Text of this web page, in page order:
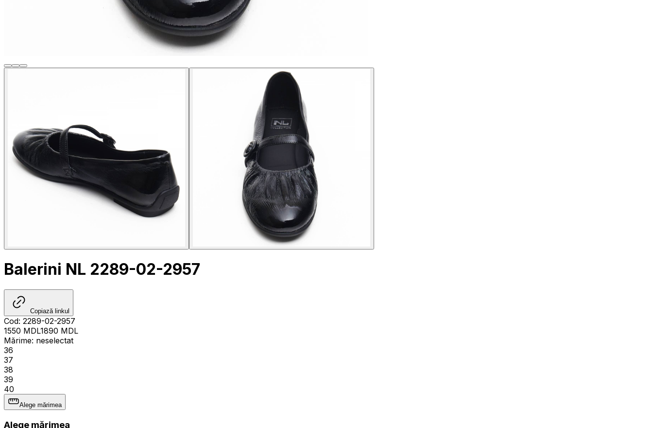
Balerini NL 2289-02-2957
Copiază linkul
Cod: 2289-02-2957
1550 MDL1890 MDL
Mărime: neselectat
36
37
38
39
40
Alege mărimea
Alege mărimea